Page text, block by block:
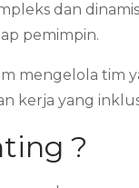
dan
pemimpin.
mengelola
yang
?